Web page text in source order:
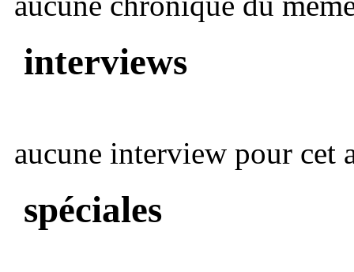
interviews
aucune interview pour cet
spéciales